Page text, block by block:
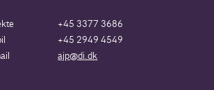
+45 3377 3686
+45 2949 4549
ajp@di.dk